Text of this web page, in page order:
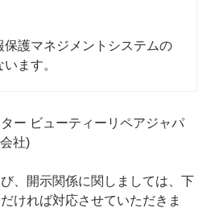
保護マネジメントシステムの
ます。
ー ビューティーリペアジャパ
社)
、開示関係に関しましては、下
ければ対応させていただきま